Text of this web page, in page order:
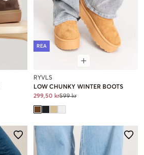
REA
RYVLS
LOW CHUNKY WINTER BOOTS
299,50 kr599 kr